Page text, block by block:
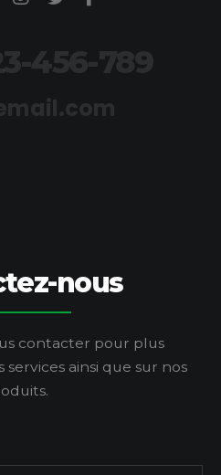
456-789
nous
contacter pour plus
services ainsi que sur nos